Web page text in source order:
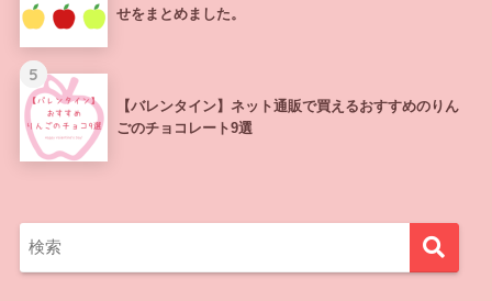
せをまとめました。
5
【バレンタイン】ネット通販で買えるおすすめのりん
ごのチョコレート9選